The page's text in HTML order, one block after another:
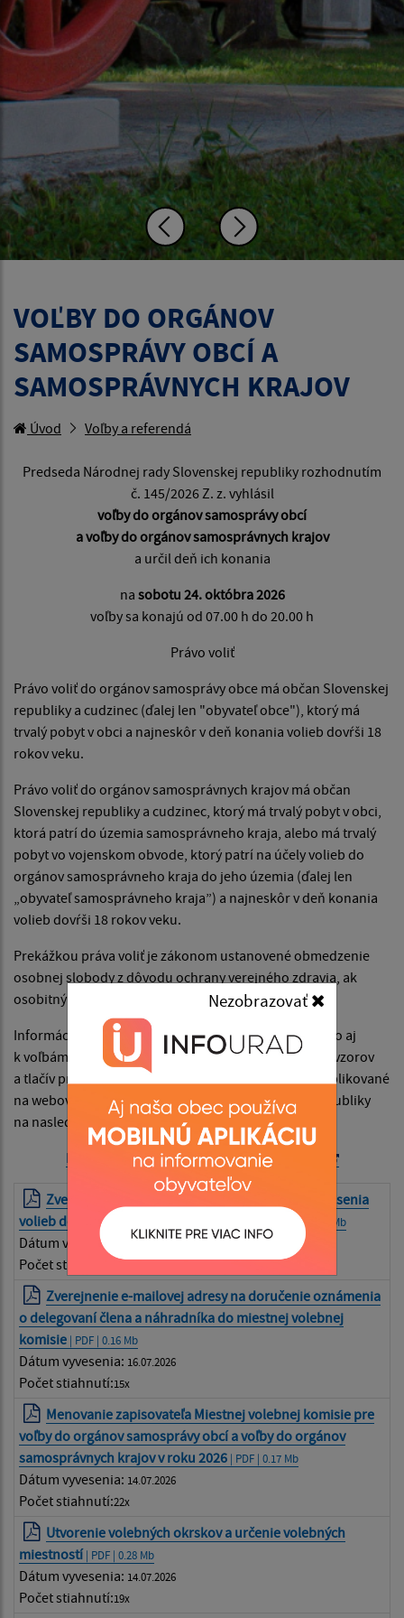
VOĽBY DO ORGÁNOV
SAMOSPRÁVY OBCÍ A
SAMOSPRÁVNYCH KRAJOV
Úvod Voľby a referendá
Predseda Národnej rady Slovenskej republiky rozhodnutím
č. 145/2026 Z. z. vyhlásil
voľby do orgánov samosprávy obcí
a voľby do orgánov samosprávnych krajov
a určil deň ich konania
na sobotu 24. októbra 2026
voľby sa konajú od 07.00 h do 20.00 h
Právo voliť
Právo voliť do orgánov samosprávy obce má občan Slovenskej
republiky a cudzinec (ďalej len "obyvateľ obce"), ktorý má
trvalý pobyt v obci a najneskôr v deň konania volieb dovŕši 18
rokov veku.
Právo voliť do orgánov samosprávnych krajov má občan
Slovenskej republiky a cudzinec, ktorý má trvalý pobyt v obci,
ktorá patrí do územia samosprávneho kraja, alebo má trvalý
pobyt vo vojenskom obvode, ktorý patrí na účely volieb do
orgánov samosprávneho kraja do jeho územia (ďalej len
„obyvateľ samosprávneho kraja”) a najneskôr v deň konania
volieb dovŕši 18 rokov veku.
Prekážkou práva voliť je zákonom ustanovené obmedzenie
osobnej slobody z dôvodu ochrany verejného zdravia, ak
osobitný zákon v čase pandémie neustanoví inak.
Informácie k voľbám do orgánov samosprávy obcí, ako aj
k voľbám do orgánov samosprávnych krajov, vrátane vzorov
a tlačív pre obce, volebné komisie i kandidátov sú publikované
na webovom sídle Ministerstva vnútra Slovenskej republiky
na nasledovnom linku:
https://www.minv.sk/?volby-samosprava26
Zverejnenie počtu obyvateľov obce ku dňu vyhlásenia
volieb do OSO a volieb do OSK v roku 2026
| PDF | 0.17 Mb
Dátum vyvesenia: 16.07.2026
Počet stiahnutí:
Zverejnenie e-mailovej adresy na doručenie oznámenia
o delegovaní člena a náhradníka do miestnej volebnej
komisie | PDF | 0.16 Mb
Dátum vyvesenia: 16.07.2026
Počet stiahnutí:15x
Menovanie zapisovateľa Miestnej volebnej komisie pre
voľby do orgánov samosprávy obcí a voľby do orgánov
samosprávnych krajov v roku 2026 | PDF | 0.17 Mb
Dátum vyvesenia: 14.07.2026
Počet stiahnutí:22x
Utvorenie volebných okrskov a určenie volebných
miestností | PDF | 0.28 Mb
Dátum vyvesenia: 14.07.2026
Počet stiahnutí:19x
Nezobrazovať